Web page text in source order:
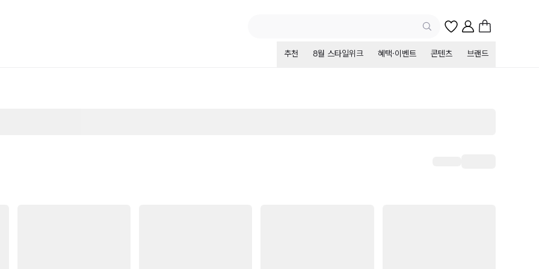
추천 8월 스타일위크 혜택·이벤트 콘텐츠 브랜드